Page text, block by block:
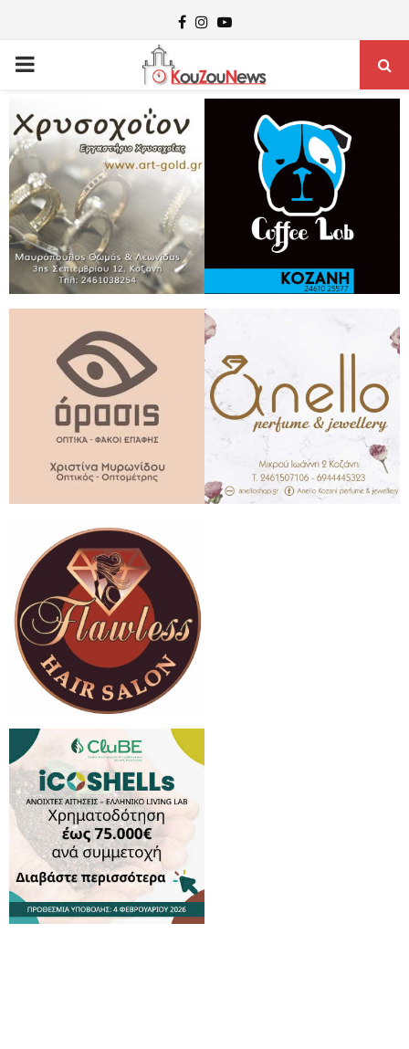
Facebook
Instagram
Youtube
PRIMARY
MENU